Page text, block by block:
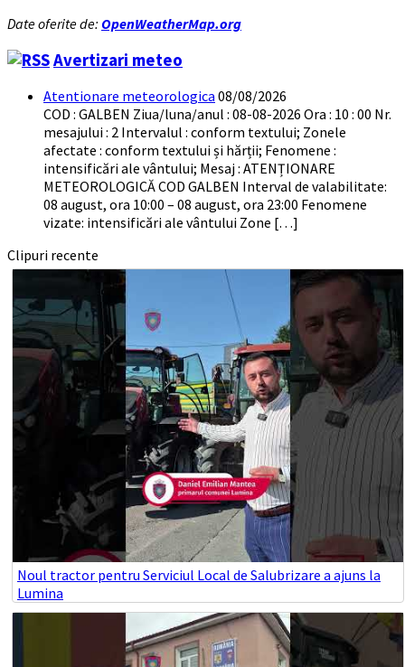
Date oferite de: OpenWeatherMap.org
Avertizari meteo
Atentionare meteorologica 08/08/2026
COD : GALBEN Ziua/luna/anul : 08-08-2026 Ora : 10 : 00 Nr.
mesajului : 2 Intervalul : conform textului; Zonele
afectate : conform textului și hărții; Fenomene :
intensificări ale vântului; Mesaj : ATENȚIONARE
METEOROLOGICĂ COD GALBEN Interval de valabilitate:
08 august, ora 10:00 – 08 august, ora 23:00 Fenomene
vizate: intensificări ale vântului Zone […]
Clipuri recente
Noul tractor pentru Serviciul Local de Salubrizare a ajuns la
Lumina